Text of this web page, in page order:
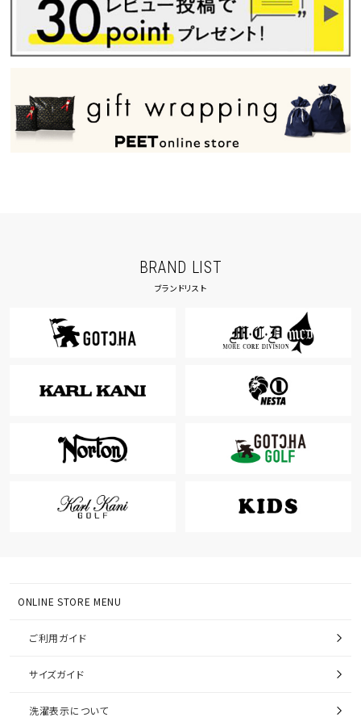
BRAND LIST
ブランドリスト
ONLINE STORE MENU
ご利用ガイド
サイズガイド
洗濯表示について